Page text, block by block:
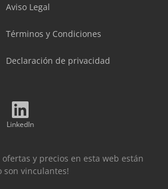
Aviso Legal
Términos y Condiciones
Declaración de privacidad
LinkedIn
y precios en esta web están
son vinculantes!